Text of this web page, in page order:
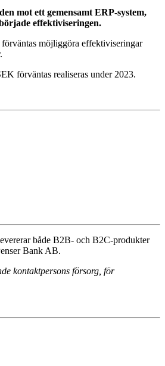
mot ett gemensamt ERP-system,
effektiviseringen.
möjliggöra effektiviseringar
förväntas realiseras under 2023.
både B2B- och B2C-produkter
Bank AB.
kontaktpersons försorg, för